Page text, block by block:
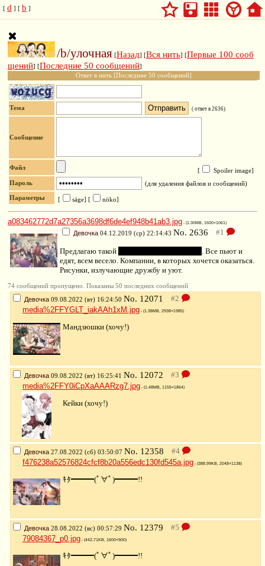
[ d ] [ b ]
/b/улочная [Назад] [Вся нить] [Первые 100 сооб
щений] [Последние 50 сообщений]
Ответ в нить [Последние 50 сообщений]
Тема (ответ в 2636)
Сообщение
Файл [ Spoiler image]
Пароль
(для удаления файлов и сообщений)
Параметры [ säge] [ nöko]
a083462772d7a27356a3698df6de4ef948b41ab3.jpg - (1.30MB, 1500×1061)
Девочка 04.12.2019 (ср) 22:14:43 No. 2636
Предлагаю такой
. Все пьют и
едят, всем весело. Компании, в которых хочется оказаться.
Рисунки, излучающие дружбу и уют.
74 сообщений пропущено. Показаны 50 последних сообщений
Девочка 09.08.2022 (вт) 16:24:50 No. 12071
media%2FFYGLT_iakAAh1xM.jpg - (1.38MB, 2938×1985)
Мандзюшки (хочу!)
Девочка 09.08.2022 (вт) 16:25:41 No. 12072
media%2FFY0iCpXaAAARzg7.jpg - (1.48MB, 1155×1864)
Кейки (хочу!)
Девочка 27.08.2022 (сб) 03:50:07 No. 12358
f476238a52576824cfcf8b20a556edc130fd545a.jpg - (388.99KB, 2048×1138)
ｷﾀ━━━(ﾟ∀ﾟ)━━━!!
Девочка 28.08.2022 (вс) 00:57:29 No. 12379
79084367_p0.jpg - (442.71KB, 1600×900)
ｷﾀ━━━(ﾟ∀ﾟ)━━━!!